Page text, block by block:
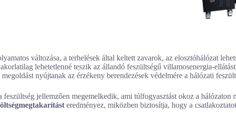
változása, a terhelések által keltett zavarok, az elosztóhálózat
lehetetlenné teszik az állandó feszültségű villamosenergia-
nyújtanak az érzékeny berendezések védelmére a hálózati
jellemzően megemelkedik, ami túlfogyasztást okoz a hálózaton
eredményez, miközben biztosítja, hogy a